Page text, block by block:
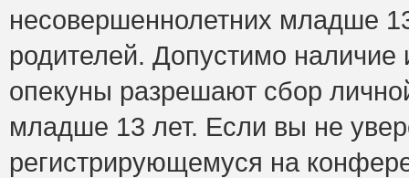
несовершеннолетних младше
родителей. Допустимо наличие
опекуны разрешают сбор
младше 13 лет. Если вы не
регистрирующемуся на